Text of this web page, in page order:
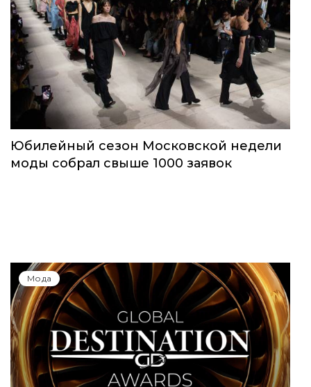
Юбилейный сезон Московской недели
моды собрал свыше 1000 заявок